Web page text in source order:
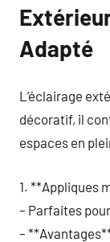
Adapté
L’éclairage
décoratif, il
espaces en
1. **Appliques
– Parfaites
–